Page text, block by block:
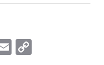
EmailCopy